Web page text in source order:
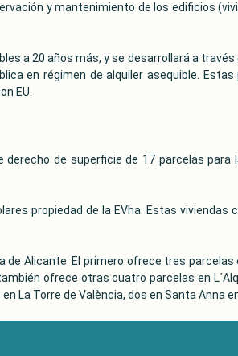
y mantenimiento de los edificios
a 20 años más, y se desarrollará a
en régimen de alquiler asequible.
EU.
de superficie de 17 parcelas
propiedad de la EVha. Estas viviendas
Alicante. El primero ofrece tres parcelas
ofrece otras cuatro parcelas en
Torre de València, dos en Santa Anna